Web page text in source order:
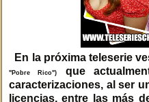
En la próxima teleserie
"Pobre Rico")
que
caracterizaciones, al ser
licencias, entre las más